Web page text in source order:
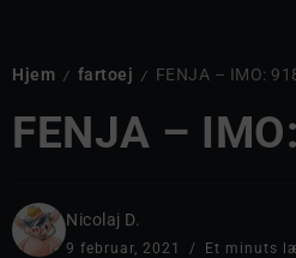
Hjem / fartoej / FENJA – IMO:
FENJA –
Nicolaj D.
9 februar, 2021 Et minuts